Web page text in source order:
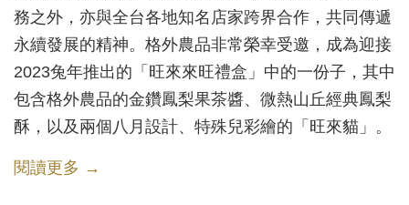
務之外，亦與全台各地知名店家跨界合作，共同傳遞
永續發展的精神。格外農品非常榮幸受邀，成為迎接
2023兔年推出的「旺來來旺禮盒」中的一份子，其中
包含格外農品的金鑽鳳梨果茶醬、微熱山丘經典鳳梨
酥，以及兩個八月設計、特殊兒彩繪的「旺來貓」。
閱讀更多 →